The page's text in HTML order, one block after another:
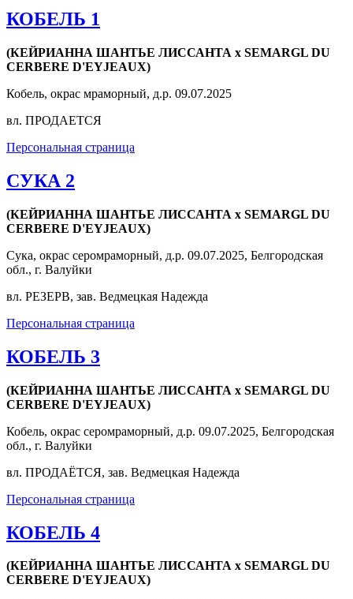
КОБЕЛЬ 1
(КЕЙРИАННА ШАНТЬЕ ЛИССАНТА x SEMARGL DU
CERBERE D'EYJEAUX)
Кобель, окрас мраморный, д.р. 09.07.2025
вл. ПРОДАЕТСЯ
Персональная страница
СУКА 2
(КЕЙРИАННА ШАНТЬЕ ЛИССАНТА x SEMARGL DU
CERBERE D'EYJEAUX)
Сука, окрас серомраморный, д.р. 09.07.2025, Белгородская
обл., г. Валуйки
вл. РЕЗЕРВ, зав. Ведмецкая Надежда
Персональная страница
КОБЕЛЬ 3
(КЕЙРИАННА ШАНТЬЕ ЛИССАНТА x SEMARGL DU
CERBERE D'EYJEAUX)
Кобель, окрас серомраморный, д.р. 09.07.2025, Белгородская
обл., г. Валуйки
вл. ПРОДАЁТСЯ, зав. Ведмецкая Надежда
Персональная страница
КОБЕЛЬ 4
(КЕЙРИАННА ШАНТЬЕ ЛИССАНТА x SEMARGL DU
CERBERE D'EYJEAUX)